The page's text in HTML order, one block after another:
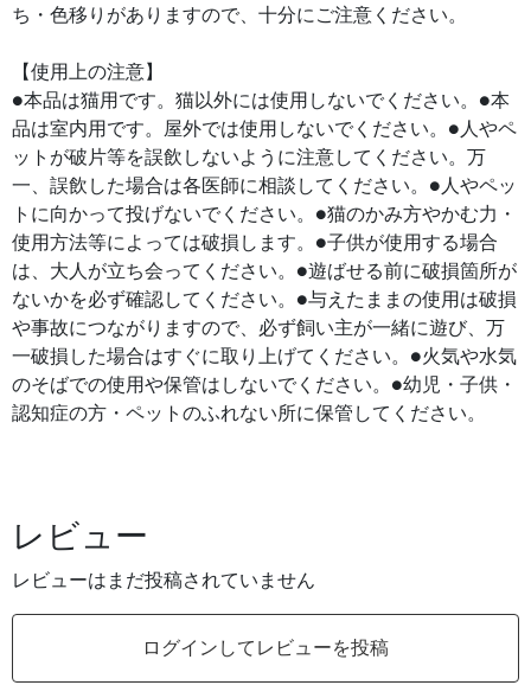
ち・色移りがありますので、十分にご注意ください。
【使用上の注意】
●本品は猫用です。猫以外には使用しないでください。●本
品は室内用です。屋外では使用しないでください。●人やペ
ットが破片等を誤飲しないように注意してください。万
一、誤飲した場合は各医師に相談してください。●人やペッ
トに向かって投げないでください。●猫のかみ方やかむ力・
使用方法等によっては破損します。●子供が使用する場合
は、大人が立ち会ってください。●遊ばせる前に破損箇所が
ないかを必ず確認してください。●与えたままの使用は破損
や事故につながりますので、必ず飼い主が一緒に遊び、万
一破損した場合はすぐに取り上げてください。●火気や水気
のそばでの使用や保管はしないでください。●幼児・子供・
認知症の方・ペットのふれない所に保管してください。
レビュー
レビューはまだ投稿されていません
ログインしてレビューを投稿